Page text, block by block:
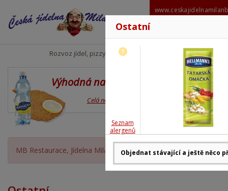
Rozvoz jídel, pizzy
606
Výhodná nabídka
Celá nabídka
MB Restaurace, Jídelna Milan Babor OTEVŘENA, rozvoz
Ostatní
?
Seznam
alergenů